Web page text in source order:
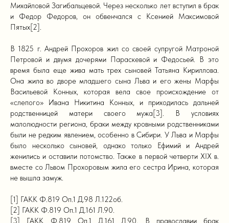
Михайловой Загибальцевой. Через несколько лет вступил в брак
и Федор Федоров, он обвенчался с Ксенией Максимовой
Пятых[2].
В 1825 г. Андрей Прохоров жил со своей супругой Матроной
Петровой и двумя дочерями Параскевой и Федосьей. В это
время была еще жива мать трех сыновей Татьяна Кириллова.
Она жила во дворе младшего сына Льва и его жены Марфы
Васильевой Конных, которая вела свое происхождение от
«слепого» Ивана Никитина Конных, и приходилась дальней
родственницей матери своего мужа[3]. В условиях
малолюдности региона, браки между кровными родственниками
были не редким явлением, особенно в Сибири. У Льва и Марфы
было несколько сыновей, однако только Ефимий и Андрей
женились и оставили потомство. Также в первой четверти XIX в.
вместе со Львом Прохоровым жила его сестра Ирина, которая
не вышла замуж.
[1] ГАКК Ф.819 Оп.1 Д.98 Л.122об.
[2] ГАКК Ф.819 Оп.1 Д.161 Л.90.
[3] ГАКК Ф.819 Оп.1 Д.161 Л.90. В православии брак